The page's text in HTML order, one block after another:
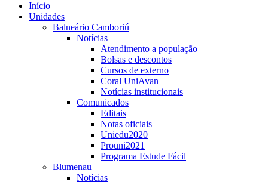
Início
Unidades
Balneário Camboriú
Notícias
Atendimento a população
Bolsas e descontos
Cursos de externo
Coral UniAvan
Notícias institucionais
Comunicados
Editais
Notas oficiais
Uniedu2020
Prouni2021
Programa Estude Fácil
Blumenau
Notícias